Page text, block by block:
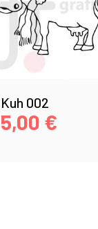
Kuh 002
5,00 €